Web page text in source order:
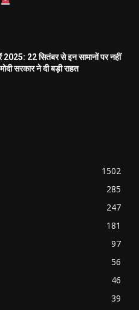
22 सितंबर से इन सामानों पर नहीं
सरकार ने दी बड़ी राहत
1502
285
247
181
97
56
46
39